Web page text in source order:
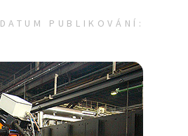
DATUM PUBLIKOVÁNÍ: